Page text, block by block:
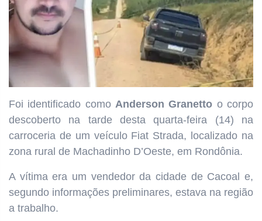
Foi identificado como Anderson Granetto o corpo
descoberto na tarde desta quarta-feira (14) na
carroceria de um veículo Fiat Strada, localizado na
zona rural de Machadinho D’Oeste, em Rondônia.
A vítima era um vendedor da cidade de Cacoal e,
segundo informações preliminares, estava na região
a trabalho.